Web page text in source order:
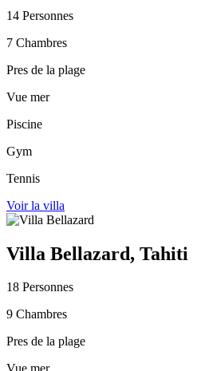
14 Personnes
7 Chambres
Pres de la plage
Vue mer
Piscine
Gym
Tennis
Voir la villa
Villa Bellazard, Tahiti
18 Personnes
9 Chambres
Pres de la plage